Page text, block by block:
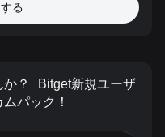
る
？
Bitget新規ユーザ
パック！